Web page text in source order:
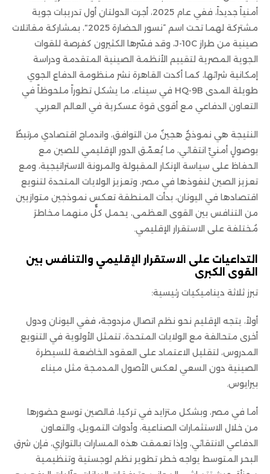
أمنياً جديداً، ففي عام 2025، أجرت الدولتان أول تدريبات جوية
مشتركة لهما تحت اسم “نسور الحضارة 2025″، بمشاركة مقاتلات
صينية من طراز J-10C، وقد فسّرها الكثيرون كفرصة للقوات
الجوية المصرية لتقييم الأنظمة الصينية المتقدمة ودراسة
إمكانية شرائها، كما أكدت القاهرة نشر منظومة الدفاع الجوي
طويلة المدى HQ-9B في سيناء، ما يشكل تطوراً ملحوظاً في
التعاون الدفاعي مع أقوى قوة عسكرية في العالم العربي.
النتيجة هي نموذجٌ هجينٌ من التوافق، واندماج اقتصادي مرتبطٌ
بوصولٍ أمنيٍّ انتقائي، ما يُعمّق الدور الإقليمي للصين مع
الحفاظ على سياسة الإنكار المقبولة والمرونة الاستراتيجية، ومع
تعزيز الصين لنفوذها في مصر، وتعزيز الولايات المتحدة لتنويع
اقتصادها في اليونان، بدأت المنطقة تعكس نموذجين متوازيين
من التنافس بين القوى العظمى، يحمل كلٌّ منهما مخاطرَ
مُختلفة على الاستقرار الإقليمي.
التداعيات على الاستقرار الإقليمي والتنافس بين
القوى الكبرى
تبرز ثلاثة ديناميكيات رئيسية:
أولاً، يتجه الإقليم نحو نظم اتصال مزدوجة، ففي اليونان ودول
أخرى متحالفة مع الولايات المتحدة، تتمثل الأولوية في التنويع
المدروس، لتقليل الاعتماد على العقود الخاضعة للسيطرة
الصينية دون السعي لعكس الأصول المدمجة مثل ميناء
بيرايوس.
أما في مصر، وبشكل متزايد في تركيا، فالصين توسع حضورها
من خلال الاستثمارات الصناعية، وأدوات التمويل، والتعاون
الدفاعي الانتقائي، وإذا تعمقت هذه المسارات بالتوازي، فإن شرق
البحر المتوسط يواجه خطر تطوير نظم لوجستية وتنظيمية